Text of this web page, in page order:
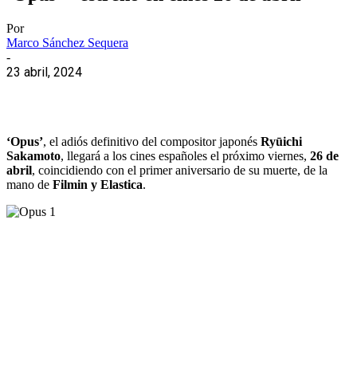
Por
Marco Sánchez Sequera
-
23 abril, 2024
‘Opus’, el adiós definitivo del compositor japonés Ryūichi
Sakamoto, llegará a los cines españoles el próximo viernes, 26 de
abril, coincidiendo con el primer aniversario de su muerte, de la
mano de Filmin y Elastica.